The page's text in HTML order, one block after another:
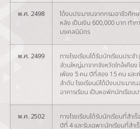
พ.ศ. 2498
ได้งบประมาณจากกรมอาชีวศึกษ
หลัง เป็นเงิน 600,000 บาท ท
มงคลนิมิตร
พ.ศ. 2499
ทางโรงเรียนได้รับนักเรียนประจ
ส่วนใหญ่มาจากจังหวัดใกล้เคียง
เพียง 5 คน ปีที่สอง 15 คน และ
ลำดับ โรงเรียนมิได้มีงบประม
อาคารเรียน เป็นหอพักนักเรียนป
พ.ศ. 2502
ทางโรงเรียนได้รับนักเรียนที่สำ
ปีที่ 4 และรับเฉพาะนักเรียนที่สำ